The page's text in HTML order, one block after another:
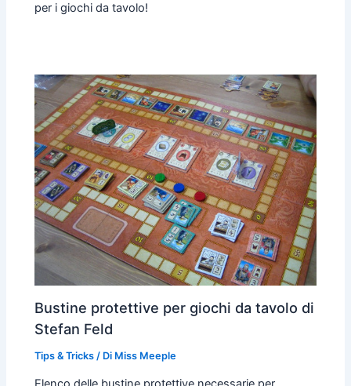
per i giochi da tavolo!
Bustine protettive per giochi da tavolo di
Stefan Feld
Tips & Tricks / Di Miss Meeple